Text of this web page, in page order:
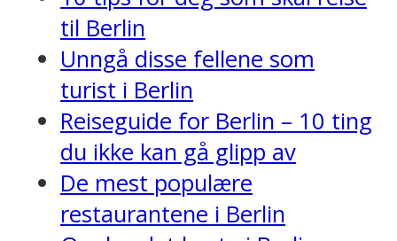
til Berlin
Unngå disse fellene som
turist i Berlin
Reiseguide for Berlin – 10 ting
du ikke kan gå glipp av
De mest populære
restaurantene i Berlin